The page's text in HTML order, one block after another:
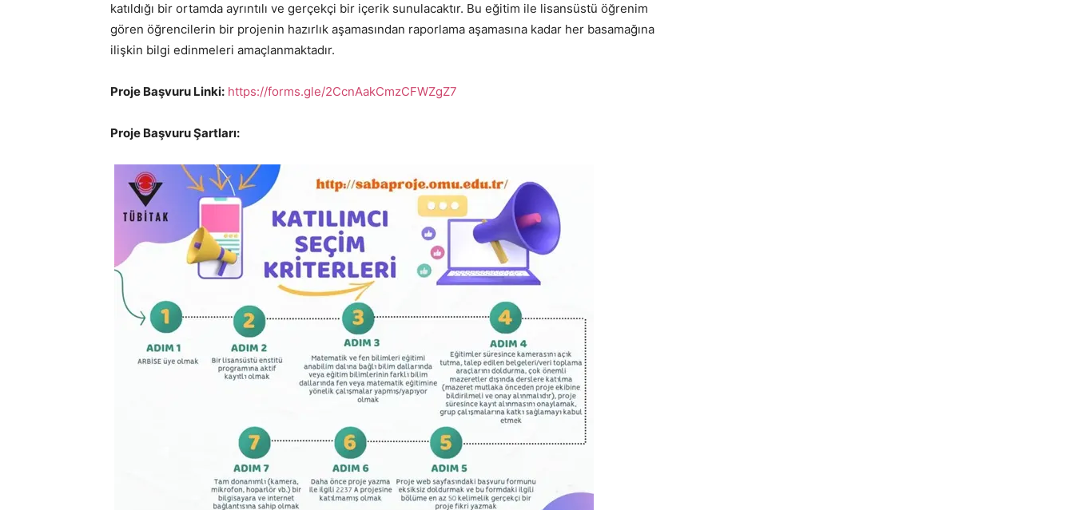
katıldığı bir ortamda ayrıntılı ve gerçekçi bir içerik sunulacaktır. Bu eğitim ile lisansüstü öğrenim
gören öğrencilerin bir projenin hazırlık aşamasından raporlama aşamasına kadar her basamağına
ilişkin bilgi edinmeleri amaçlanmaktadır.
Proje Başvuru Linki: https://forms.gle/2CcnAakCmzCFWZgZ7
Proje Başvuru Şartları: